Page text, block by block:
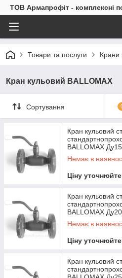
ТОВ Армапрофіт - комплексні
Товари та послуги Крани
Кран кульовий BALLOMAX
Сортування
Кран кульовий
BALLOMAX
Немає в
Ціну уточнюйте
Кран кульовий
BALLOMAX
Немає в
Ціну уточнюйте
Кран кульовий